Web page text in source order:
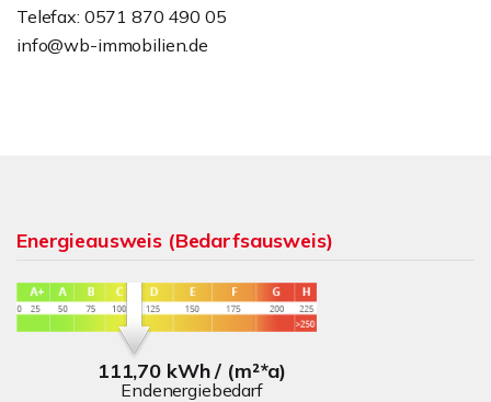
Telefax: 0571 870 490 05
info@wb-immobilien.de
Energieausweis (Bedarfsausweis)
111,70 kWh / (m²*a)
Endenergiebedarf